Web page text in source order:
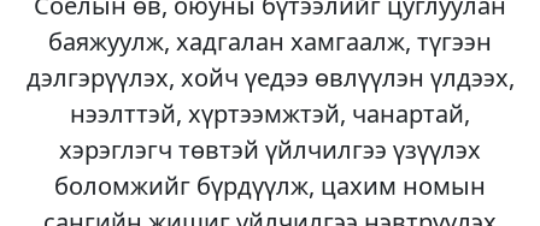
баяжуулж, хадгалан хамгаалж, түгээн
дэлгэрүүлэх, хойч үедээ өвлүүлэн үлдээх,
нээлттэй, хүртээмжтэй, чанартай,
хэрэглэгч төвтэй үйлчилгээ үзүүлэх
боломжийг бүрдүүлж, цахим номын